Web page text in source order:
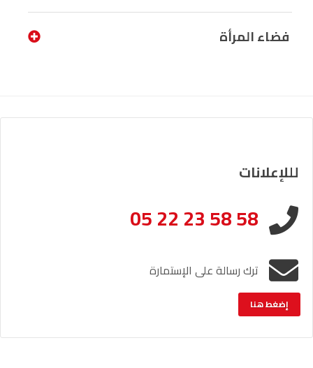
فضاء المرأة
لللإعلانات
05 22 23 58 58
ترك رسالة على الإستمارة
إضغط هنا